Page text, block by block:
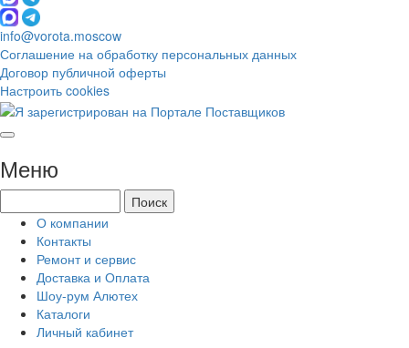
info@vorota.moscow
Соглашение на обработку персональных данных
Договор публичной оферты
Настроить cookies
Меню
О компании
Контакты
Ремонт и сервис
Доставка и Оплата
Шоу-рум Алютех
Каталоги
Личный кабинет